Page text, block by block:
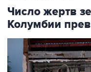
Число жертв
Колумбии